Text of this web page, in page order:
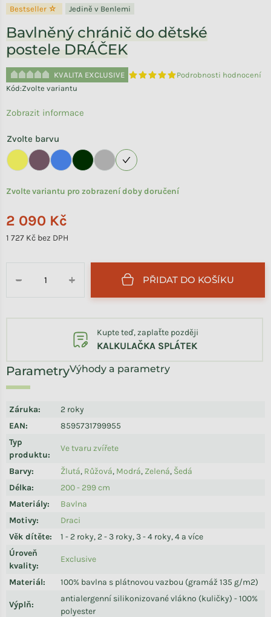
Bestseller ☆ Jedině v Benlemi
Bavlněný chránič do dětské
postele DRÁČEK
KVALITA EXCLUSIVE
Průměrné hodnocení produktu
Podrobnosti hodnocení
Kód:Zvolte variantu
2 090 Kč
1 727 Kč bez DPH
Zvolte variantu pro zobrazení doby doručení
Zvolte barvu
+
− PŘIDAT DO KOŠÍKU
Výhody a parametry
Záruka:
2 roky
EAN:
8595731799955
Typ
produktu:
Ve tvaru zvířete
Barvy: Žlutá, Růžová, Modrá, Zelená, Šedá
Délka:
200 - 299 cm
Materiály:
Bavlna
Motivy:
Draci
Věk dítěte:
1 - 2 roky, 2 - 3 roky, 3 - 4 roky, 4 a více
Úroveň
kvality:
Exclusive
Materiál: 100% bavlna s plátnovou vazbou (gramáž 135 g/m2)
Výplň:
antialergenní silikonizované vlákno (kuličky) - 100%
polyester
Kupte teď, zaplaťte později
KALKULAČKA SPLÁTEK
Zobrazit informace